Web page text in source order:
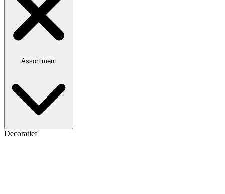
Assortiment
Decoratief